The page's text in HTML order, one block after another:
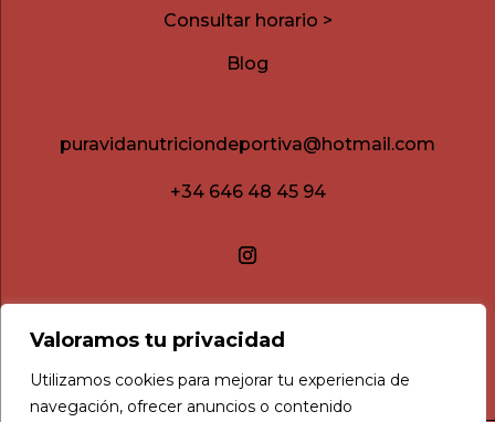
Valoramos tu privacidad
Utilizamos cookies para mejorar tu experiencia de
navegación, ofrecer anuncios o contenido
Consultar horario >
Blog
puravidanutriciondeportiva@hotmail.com
+34 646 48 45 94